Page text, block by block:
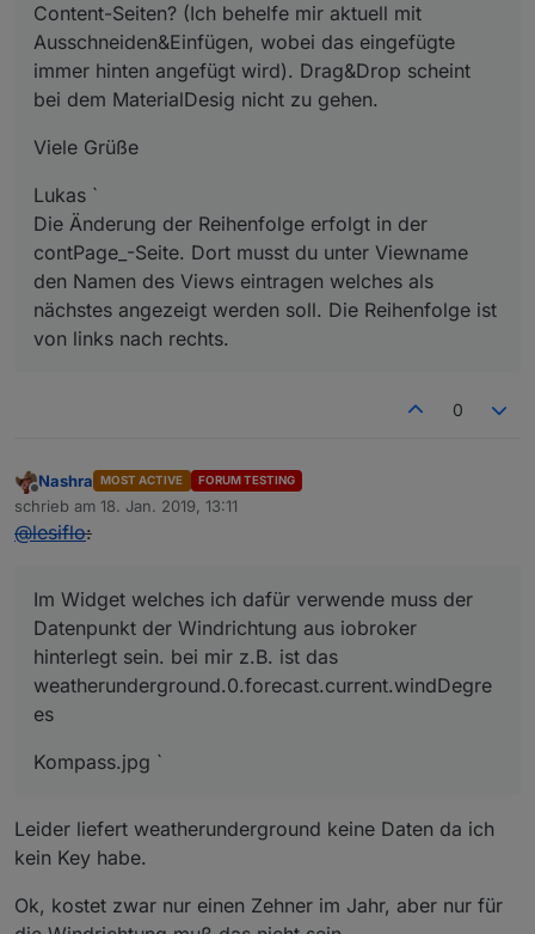
Content-Seiten? (Ich behelfe mir aktuell mit
Ausschneiden&Einfügen, wobei das eingefügte
immer hinten angefügt wird). Drag&Drop scheint
bei dem MaterialDesig nicht zu gehen.
Viele Grüße
Lukas `
Die Änderung der Reihenfolge erfolgt in der
contPage_-Seite. Dort musst du unter Viewname
den Namen des Views eintragen welches als
nächstes angezeigt werden soll. Die Reihenfolge ist
von links nach rechts.
0
Offline
Nashra MOST ACTIVE FORUM TESTING
schrieb am 18. Jan. 2019, 13:11
zuletzt editiert von
@lesiflo:
Im Widget welches ich dafür verwende muss der
Datenpunkt der Windrichtung aus iobroker
hinterlegt sein. bei mir z.B. ist das
weatherunderground.0.forecast.current.windDegre
es
Kompass.jpg `
Leider liefert weatherunderground keine Daten da ich
kein Key habe.
Ok, kostet zwar nur einen Zehner im Jahr, aber nur für